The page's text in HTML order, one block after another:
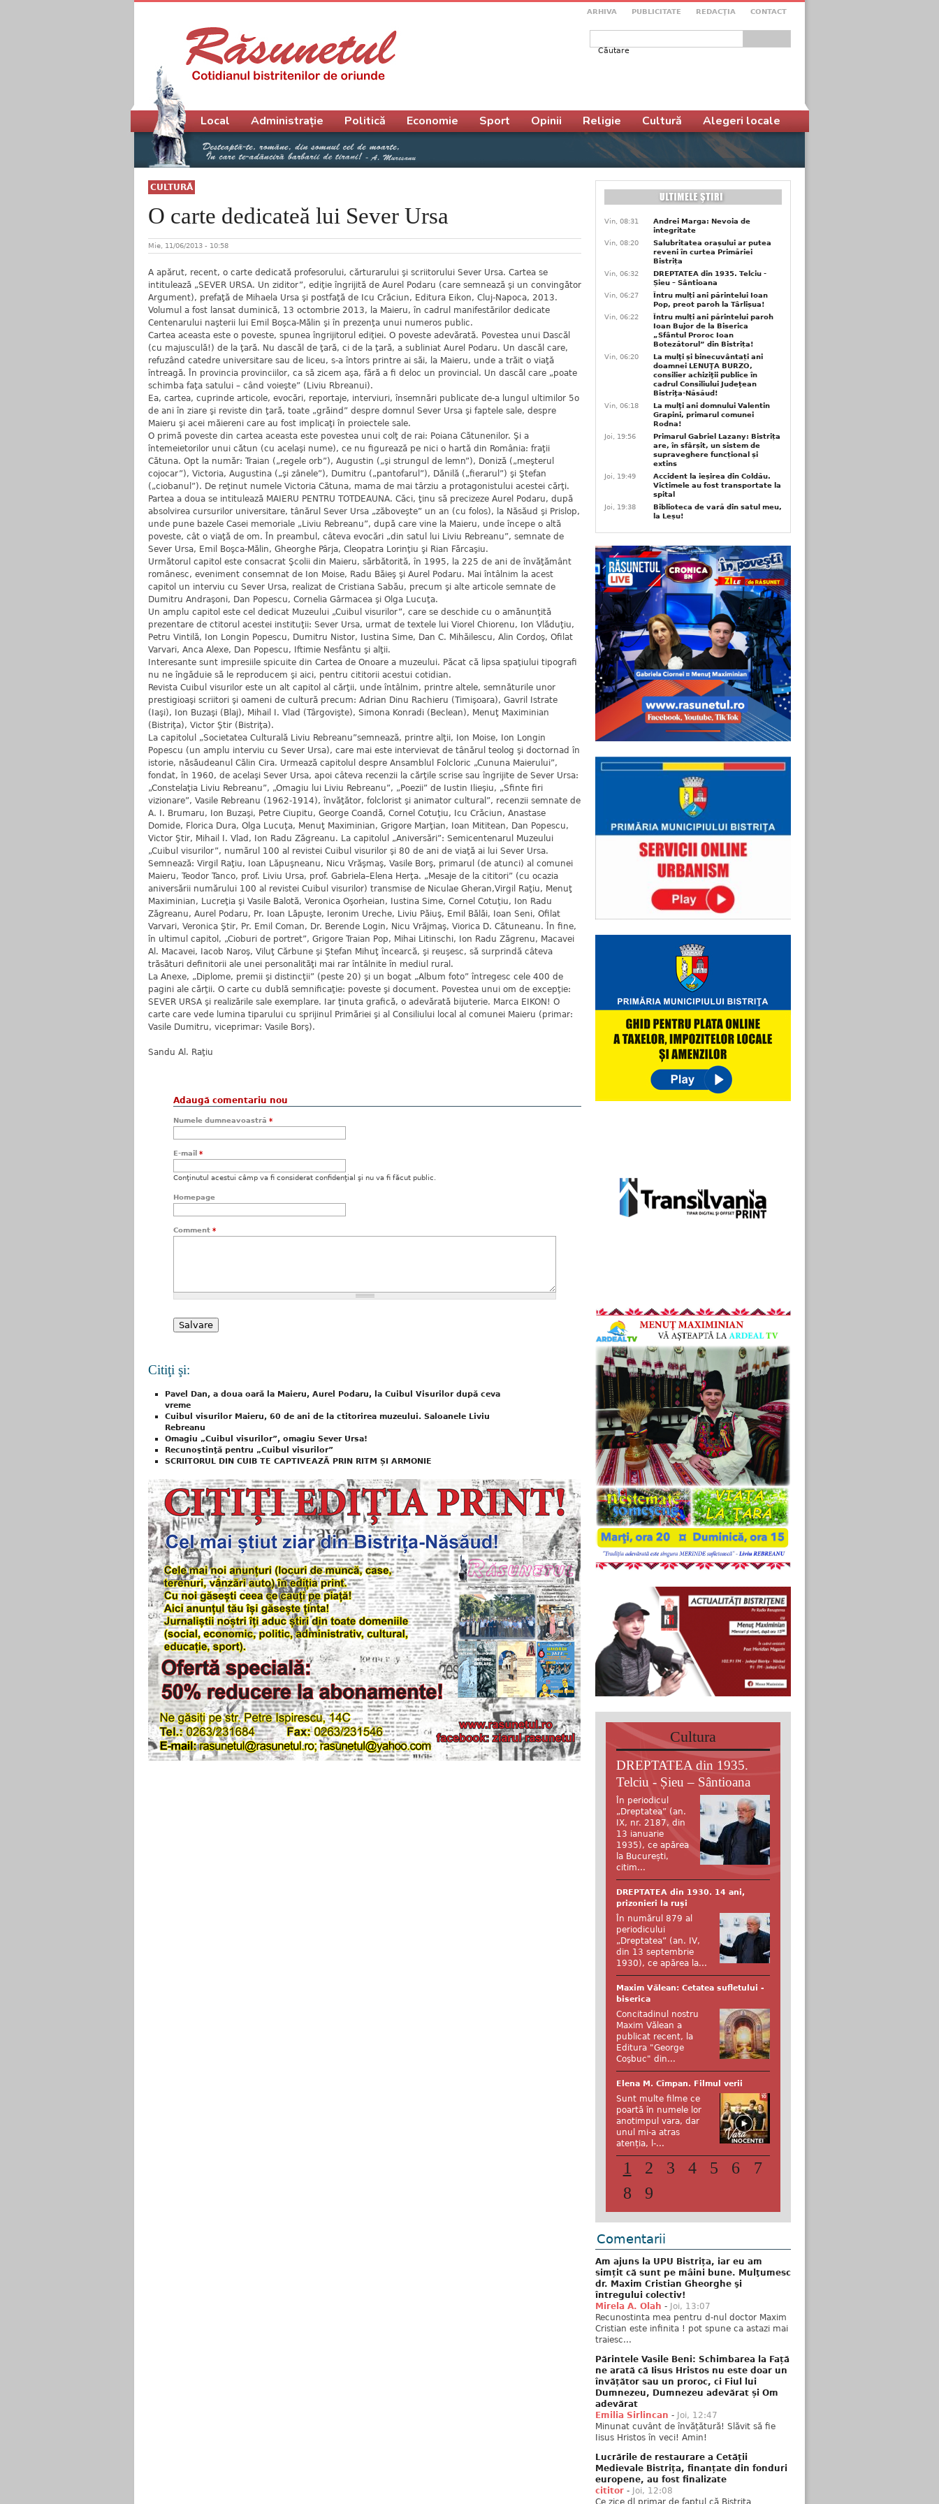
ARHIVA PUBLICITATE REDACŢIA CONTACT
Formular de căutare
CULTURĂ
O carte dedicateă lui Sever Ursa
Mie, 11/06/2013 - 10:58
A apărut, recent, o carte dedicată profesorului, cărturarului şi scriitorului Sever Ursa. Cartea se
intitulează „SEVER URSA. Un ziditor”, ediţie îngrijită de Aurel Podaru (care semnează şi un convingător
Argument), prefaţă de Mihaela Ursa şi postfaţă de Icu Crăciun, Editura Eikon, Cluj-Napoca, 2013.
Volumul a fost lansat duminică, 13 octombrie 2013, la Maieru, în cadrul manifestărilor dedicate
Centenarului naşterii lui Emil Boşca-Mălin şi în prezenţa unui numeros public.
Cartea aceasta este o poveste, spunea îngrijitorul ediţiei. O poveste adevărată. Povestea unui Dascăl
(cu majusculă!) de la ţară. Nu dascăl de ţară, ci de la ţară, a subliniat Aurel Podaru. Un dascăl care,
refuzând catedre universitare sau de liceu, s-a întors printre ai săi, la Maieru, unde a trăit o viaţă
întreagă. În provincia provinciilor, ca să zicem aşa, fără a fi deloc un provincial. Un dascăl care „poate
schimba faţa satului – când voieşte” (Liviu Rbreanui).
Ea, cartea, cuprinde articole, evocări, reportaje, interviuri, însemnări publicate de-a lungul ultimilor 5o
de ani în ziare şi reviste din ţară, toate „grăind” despre domnul Sever Ursa şi faptele sale, despre
Maieru şi acei măiereni care au fost implicaţi în proiectele sale.
O primă poveste din cartea aceasta este povestea unui colţ de rai: Poiana Cătunenilor. Şi a
întemeietorilor unui cătun (cu acelaşi nume), ce nu figurează pe nici o hartă din România: fraţii
Cătuna. Opt la număr: Traian („regele orb”), Augustin („şi strungul de lemn”), Doniză („meşterul
cojocar”), Victoria, Augustina („şi zânele”), Dumitru („pantofarul”), Dănilă („fierarul”) şi Ştefan
(„ciobanul”). De reţinut numele Victoria Cătuna, mama de mai târziu a protagonistului acestei cărţi.
Partea a doua se intitulează MAIERU PENTRU TOTDEAUNA. Căci, ţinu să precizeze Aurel Podaru, după
absolvirea cursurilor universitare, tânărul Sever Ursa „zăboveşte” un an (cu folos), la Năsăud şi Prislop,
unde pune bazele Casei memoriale „Liviu Rebreanu”, după care vine la Maieru, unde începe o altă
poveste, cât o viaţă de om. În preambul, câteva evocări „din satul lui Liviu Rebreanu”, semnate de
Sever Ursa, Emil Boşca-Mălin, Gheorghe Pârja, Cleopatra Lorinţiu şi Rian Fărcaşiu.
Următorul capitol este consacrat Şcolii din Maieru, sărbătorită, în 1995, la 225 de ani de învăţământ
românesc, eveniment consemnat de Ion Moise, Radu Băieş şi Aurel Podaru. Mai întâlnim la acest
capitol un interviu cu Sever Ursa, realizat de Cristiana Sabău, precum şi alte articole semnate de
Dumitru Andraşoni, Dan Popescu, Cornelia Gârmacea şi Olga Lucuţa.
Un amplu capitol este cel dedicat Muzeului „Cuibul visurilor”, care se deschide cu o amănunţită
prezentare de ctitorul acestei instituţii: Sever Ursa, urmat de textele lui Viorel Chiorenu, Ion Vlăduţiu,
Petru Vintilă, Ion Longin Popescu, Dumitru Nistor, Iustina Sime, Dan C. Mihăilescu, Alin Cordoş, Ofilat
Varvari, Anca Alexe, Dan Popescu, Iftimie Nesfântu şi alţii.
Interesante sunt impresiile spicuite din Cartea de Onoare a muzeului. Păcat că lipsa spaţiului tipografi
nu ne îngăduie să le reproducem şi aici, pentru cititorii acestui cotidian.
Revista Cuibul visurilor este un alt capitol al cărţii, unde întâlnim, printre altele, semnăturile unor
prestigioaşi scriitori şi oameni de cultură precum: Adrian Dinu Rachieru (Timişoara), Gavril Istrate
(Iaşi), Ion Buzaşi (Blaj), Mihail I. Vlad (Târgovişte), Simona Konradi (Beclean), Menuţ Maximinian
(Bistriţa), Victor Ştir (Bistriţa).
La capitolul „Societatea Culturală Liviu Rebreanu”semnează, printre alţii, Ion Moise, Ion Longin
Popescu (un amplu interviu cu Sever Ursa), care mai este intervievat de tânărul teolog şi doctornad în
istorie, năsăudeanul Călin Cira. Urmează capitolul despre Ansamblul Folcloric „Cununa Maierului”,
fondat, în 1960, de acelaşi Sever Ursa, apoi câteva recenzii la cărţile scrise sau îngrijite de Sever Ursa:
„Constelaţia Liviu Rebreanu”, „Omagiu lui Liviu Rebreanu”, „Poezii” de Iustin Ilieşiu, „Sfinte firi
vizionare”, Vasile Rebreanu (1962-1914), învăţător, folclorist şi animator cultural”, recenzii semnate de
A. I. Brumaru, Ion Buzaşi, Petre Ciupitu, George Coandă, Cornel Cotuţiu, Icu Crăciun, Anastase
Domide, Florica Dura, Olga Lucuţa, Menuţ Maximinian, Grigore Marţian, Ioan Mititean, Dan Popescu,
Victor Ştir, Mihail I. Vlad, Ion Radu Zăgreanu. La capitolul „Aniversări”: Semicentenarul Muzeului
„Cuibul visurilor”, numărul 100 al revistei Cuibul visurilor şi 80 de ani de viaţă ai lui Sever Ursa.
Semnează: Virgil Raţiu, Ioan Lăpuşneanu, Nicu Vrăşmaş, Vasile Borş, primarul (de atunci) al comunei
Maieru, Teodor Tanco, prof. Liviu Ursa, prof. Gabriela–Elena Herţa. „Mesaje de la cititori” (cu ocazia
aniversării numărului 100 al revistei Cuibul visurilor) transmise de Niculae Gheran,Virgil Raţiu, Menuţ
Maximinian, Lucreţia şi Vasile Balotă, Veronica Oşorheian, Iustina Sime, Cornel Cotuţiu, Ion Radu
Zăgreanu, Aurel Podaru, Pr. Ioan Lăpuşte, Ieronim Ureche, Liviu Păiuş, Emil Bălăi, Ioan Seni, Ofilat
Varvari, Veronica Ştir, Pr. Emil Coman, Dr. Berende Login, Nicu Vrăjmaş, Viorica D. Cătuneanu. În fine,
în ultimul capitol, „Cioburi de portret”, Grigore Traian Pop, Mihai Litinschi, Ion Radu Zăgrenu, Macavei
Al. Macavei, Iacob Naroş, Viluţ Cărbune şi Ştefan Mihuţ încearcă, şi reuşesc, să surprindă câteva
trăsături definitorii ale unei personalităţi mai rar întâlnite în mediul rural.
La Anexe, „Diplome, premii şi distincţii” (peste 20) şi un bogat „Album foto” întregesc cele 400 de
pagini ale cărţii. O carte cu dublă semnificaţie: poveste şi document. Povestea unui om de excepţie:
SEVER URSA şi realizările sale exemplare. Iar ţinuta grafică, o adevărată bijuterie. Marca EIKON! O
carte care vede lumina tiparului cu sprijinul Primăriei şi al Consiliului local al comunei Maieru (primar:
Vasile Dumitru, viceprimar: Vasile Borş).
Sandu Al. Raţiu
Adaugă comentariu nou
Numele dumneavoastră *
E-mail *
Conţinutul acestui câmp va fi considerat confidenţial şi nu va fi făcut public.
Homepage
Comment *
Citiţi şi:
Pavel Dan, a doua oară la Maieru, Aurel Podaru, la Cuibul Visurilor după ceva
vreme
Cuibul visurilor Maieru, 60 de ani de la ctitorirea muzeului. Saloanele Liviu
Rebreanu
Omagiu „Cuibul visurilor”, omagiu Sever Ursa!
Recunoştinţă pentru „Cuibul visurilor”
SCRIITORUL DIN CUIB TE CAPTIVEAZĂ PRIN RITM ȘI ARMONIE
Meniu principal
Local Administrație Politică Economie Sport Opinii Religie Cultură Alegeri locale
Vin, 08:31
Andrei Marga: Nevoia de
integritate
Vin, 08:20
Salubritatea orașului ar putea
reveni în curtea Primăriei
Bistrița
Vin, 06:32
DREPTATEA din 1935. Telciu -
Șieu – Sântioana
Vin, 06:27
Întru mulți ani părintelui Ioan
Pop, preot paroh la Târlișua!
Vin, 06:22
Întru mulți ani părintelui paroh
Ioan Bujor de la Biserica
„Sfântul Proroc Ioan
Botezătorul” din Bistrița!
Vin, 06:20
La mulţi și binecuvântați ani
doamnei LENUŢA BURZO,
consilier achiziţii publice în
cadrul Consiliului Judeţean
Bistriţa-Năsăud!
Vin, 06:18
La mulţi ani domnului Valentin
Grapini, primarul comunei
Rodna!
Joi, 19:56
Primarul Gabriel Lazany: Bistrița
are, în sfârșit, un sistem de
supraveghere funcțional și
extins
Joi, 19:49
Accident la ieșirea din Coldău.
Victimele au fost transportate la
spital
Joi, 19:38
Biblioteca de vară din satul meu,
la Leșu!
Cultura
DREPTATEA din 1935.
Telciu - Șieu – Sântioana
În periodicul
„Dreptatea” (an.
IX, nr. 2187, din
13 ianuarie
1935), ce apărea
la București,
citim...
DREPTATEA din 1930. 14 ani,
prizonieri la ruși
În numărul 879 al
periodicului
„Dreptatea” (an. IV,
din 13 septembrie
1930), ce apărea la...
Maxim Vălean: Cetatea sufletului -
biserica
Concitadinul nostru
Maxim Vălean a
publicat recent, la
Editura "George
Coşbuc" din...
Elena M. Cîmpan. Filmul verii
Sunt multe filme ce
poartă în numele lor
anotimpul vara, dar
unul mi-a atras
atenția, l-...
1 2 3 4 5 6
7
8
9
Comentarii
Am ajuns la UPU Bistrița, iar eu am
simțit că sunt pe mâini bune. Mulţumesc
dr. Maxim Cristian Gheorghe şi
întregului colectiv!
Mirela A. Olah - Joi, 13:07
Recunostinta mea pentru d-nul doctor Maxim
Cristian este infinita ! pot spune ca astazi mai
traiesc...
Părintele Vasile Beni: Schimbarea la Față
ne arată că Iisus Hristos nu este doar un
învățător sau un proroc, ci Fiul lui
Dumnezeu, Dumnezeu adevărat și Om
adevărat
Emilia Sirlincan - Joi, 12:47
Minunat cuvânt de învățătură! Slăvit să fie
Iisus Hristos în veci! Amin!
Lucrările de restaurare a Cetății
Medievale Bistrița, finanțate din fonduri
europene, au fost finalizate
cititor - Joi, 12:08
Ce zice dl primar de faptul că Bistrița